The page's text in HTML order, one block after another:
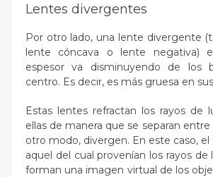
Lentes divergentes
Por otro lado, una lente divergente
lente cóncava o lente negativa)
espesor va disminuyendo de los
centro. Es decir, es más gruesa en
Estas lentes refractan los rayos de
ellas de manera que se separan
otro modo, divergen. En este caso, el
aquel del cual provenían los rayos de
forman una imagen virtual de los